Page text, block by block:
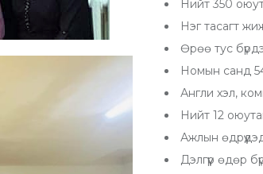
Нийт 350
Нэг тасагт
Өрөө тус
Номын санд 54
Англи хэл,
Нийт 12
Ажлын
Дэлгүүр өдөр